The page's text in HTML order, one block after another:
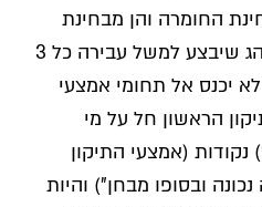
החומרה והן מבחינת
תדירות העבירות. מכאן, נהג שיבצע למשל עבירה כל 3
יכנס אל תחומי אמצעי
הראשון חל על מי
שצבר מינימום 12 (ועד 22) נקודות (אמצעי התיקון
ובסופו מבחן") והיות